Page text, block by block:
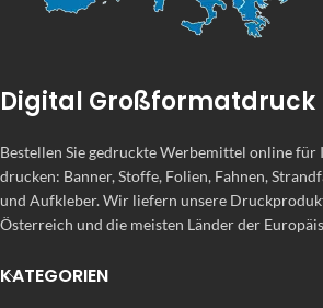
Digital Großformatdruck
Bestellen Sie gedruckte Werbemittel online
drucken: Banner, Stoffe, Folien, Fahnen,
und Aufkleber. Wir liefern unsere
Österreich und die meisten Länder der
KATEGORIEN